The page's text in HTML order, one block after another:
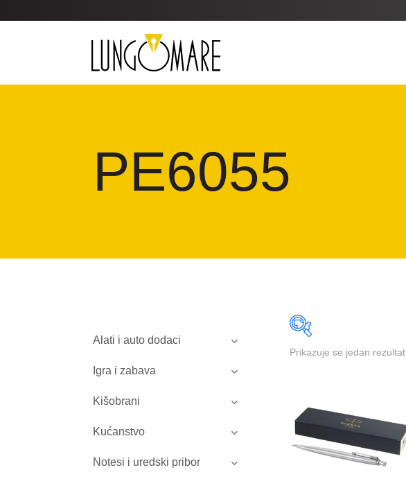
PE6055
Alati i auto dodaci
Igra i zabava
Kišobrani
Kućanstvo
Notesi i uredski pribor
Prikazuje se jedan rezultat